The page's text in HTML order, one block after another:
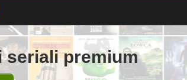
seriali premium